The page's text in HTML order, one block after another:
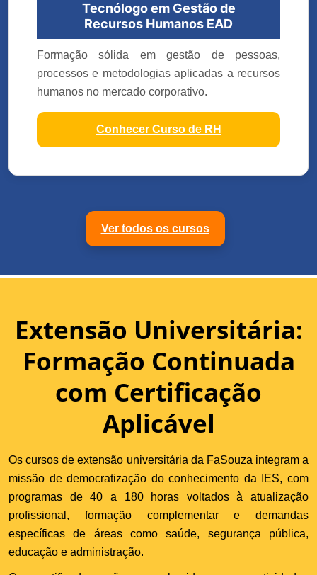
Tecnólogo em Gestão de
Recursos Humanos EAD
Formação sólida em gestão de pessoas,
processos e metodologias aplicadas a recursos
humanos no mercado corporativo.
Conhecer Curso de RH
Ver todos os cursos
Extensão Universitária:
Formação Continuada
com Certificação
Aplicável
Os cursos de extensão universitária da FaSouza integram a
missão de democratização do conhecimento da IES, com
programas de 40 a 180 horas voltados à atualização
profissional, formação complementar e demandas
específicas de áreas como saúde, segurança pública,
educação e administração.